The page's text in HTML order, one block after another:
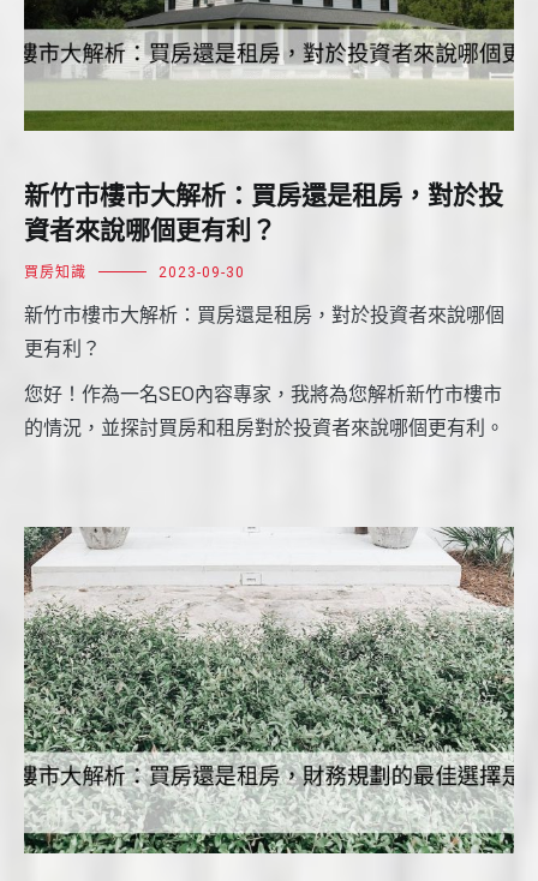
新竹市樓市大解析：買房還是租房，對於投
資者來說哪個更有利？
買房知識 2023-09-30
新竹市樓市大解析：買房還是租房，對於投資者來說哪個
更有利？
您好！作為一名SEO內容專家，我將為您解析新竹市樓市
的情況，並探討買房和租房對於投資者來說哪個更有利。